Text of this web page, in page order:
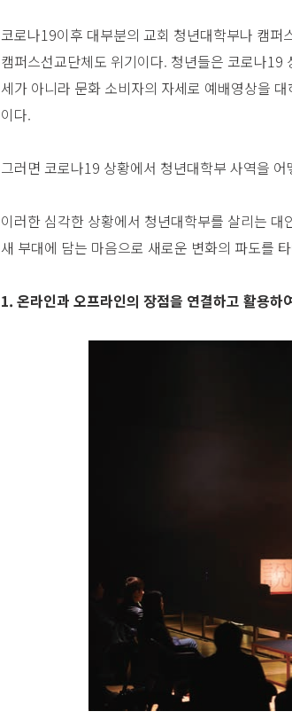
코로나19이후 대부분의 교회 청년대학부나 캠
캠퍼스선교단체도 위기이다. 청년들은 코로나
세가 아니라 문화 소비자의 자세로 예배영상을
이다.
그러면 코로나19 상황에서 청년대학부 사역을 어
이러한 심각한 상황에서 청년대학부를 살리는
새 부대에 담는 마음으로 새로운 변화의 파도를
1. 온라인과 오프라인의 장점을 연결하고 활용하